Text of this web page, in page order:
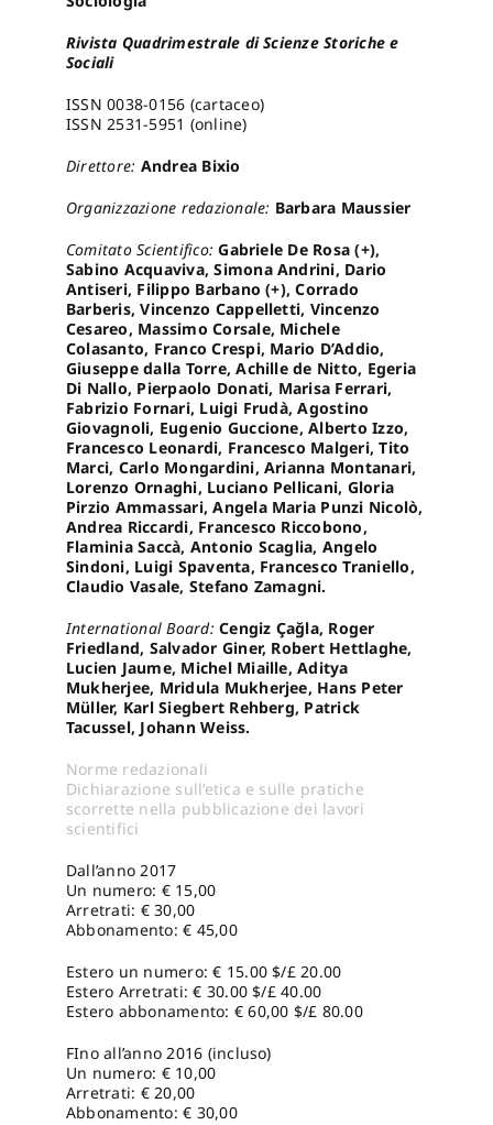
Rivista Quadrimestrale di Scienze Storiche e
Sociali
ISSN 0038-0156 (cartaceo)
ISSN 2531-5951 (online)
Direttore: Andrea Bixio
Organizzazione redazionale: Barbara Maussier
Comitato Scientifico:Gabriele De Rosa (+),
Sabino Acquaviva, Simona Andrini, Dario
Antiseri, Filippo Barbano (+), Corrado
Barberis, Vincenzo Cappelletti, Vincenzo
Cesareo, Massimo Corsale, Michele
Colasanto, Franco Crespi, Mario D’Addio,
Giuseppe dalla Torre, Achille de Nitto, Egeria
Di Nallo, Pierpaolo Donati, Marisa Ferrari,
Fabrizio Fornari, Luigi Frudà, Agostino
Giovagnoli, Eugenio Guccione, Alberto Izzo,
Francesco Leonardi, Francesco Malgeri, Tito
Marci, Carlo Mongardini, Arianna Montanari,
Lorenzo Ornaghi, Luciano Pellicani, Gloria
Pirzio Ammassari, Angela Maria Punzi Nicolò,
Andrea Riccardi, Francesco Riccobono,
Flaminia Saccà, Antonio Scaglia, Angelo
Sindoni, Luigi Spaventa, Francesco Traniello,
Claudio Vasale, Stefano Zamagni.
International Board:Cengiz Çağla, Roger
Friedland, Salvador Giner, Robert Hettlaghe,
Lucien Jaume, Michel Miaille, Aditya
Mukherjee, Mridula Mukherjee, Hans Peter
Müller, Karl Siegbert Rehberg, Patrick
Tacussel, Johann Weiss.
Norme redazionali
Dichiarazione sull’etica e sulle pratiche
scorrette nella pubblicazione dei lavori
scientifici
Dall’anno 2017
Un numero: € 15,00
Arretrati: € 30,00
Abbonamento: € 45,00
Estero un numero: € 15.00 $/£ 20.00
Estero Arretrati: € 30.00 $/£ 40.00
Estero abbonamento: € 60,00 $/£ 80.00
FIno all’anno 2016 (incluso)
Un numero: € 10,00
Arretrati: € 20,00
Abbonamento: € 30,00